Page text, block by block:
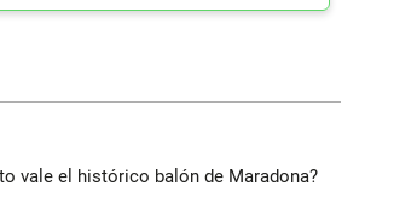
vale el histórico balón de Maradona?